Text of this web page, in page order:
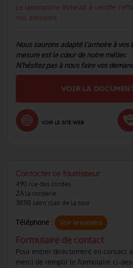
Le laboratoire Virhealt à certifié
nos armoires
Nous saurons adapté l’armoire à vos
mesure est le cœur de notre métier.
N’hésitez pas à nous faire vos
VOIR LA
VOIR LE SITE WEB
Contacter ce fournisseur
490 rue des cordes
ZA la corderie
38110 saint clair de la tour
Téléphone : Voir le numéro
Formulaire de contact
Pour entrer directement en contact
merci de remplir le formulaire ci-